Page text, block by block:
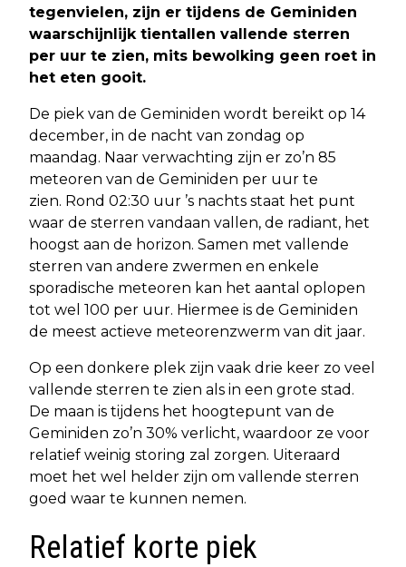
tegenvielen, zijn er tijdens de Geminiden
waarschijnlijk tientallen vallende sterren
per uur te zien, mits bewolking geen roet in
het eten gooit.
De piek van de Geminiden wordt bereikt op 14
december, in de nacht van zondag op
maandag. Naar verwachting zijn er zo’n 85
meteoren van de Geminiden per uur te
zien. Rond 02:30 uur ’s nachts staat het punt
waar de sterren vandaan vallen, de radiant, het
hoogst aan de horizon. Samen met vallende
sterren van andere zwermen en enkele
sporadische meteoren kan het aantal oplopen
tot wel 100 per uur. Hiermee is de Geminiden
de meest actieve meteorenzwerm van dit jaar.
Op een donkere plek zijn vaak drie keer zo veel
vallende sterren te zien als in een grote stad.
De maan is tijdens het hoogtepunt van de
Geminiden zo’n 30% verlicht, waardoor ze voor
relatief weinig storing zal zorgen. Uiteraard
moet het wel helder zijn om vallende sterren
goed waar te kunnen nemen.
Relatief korte piek